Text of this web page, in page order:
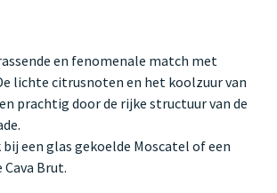
en fenomenale match met
lichte citrusnoten en het koolzuur van
prachtig door de rijke structuur van de
een glas gekoelde Moscatel of een
Brut.